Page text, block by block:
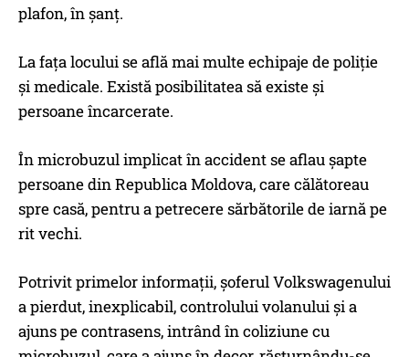
plafon, în șanț.
La fața locului se află mai multe echipaje de poliție
și medicale. Există posibilitatea să existe și
persoane încarcerate.
În microbuzul implicat în accident se aflau şapte
persoane din Republica Moldova, care călătoreau
spre casă, pentru a petrecere sărbătorile de iarnă pe
rit vechi.
Potrivit primelor informaţii, şoferul Volkswagenului
a pierdut, inexplicabil, controlului volanului şi a
ajuns pe contrasens, intrând în coliziune cu